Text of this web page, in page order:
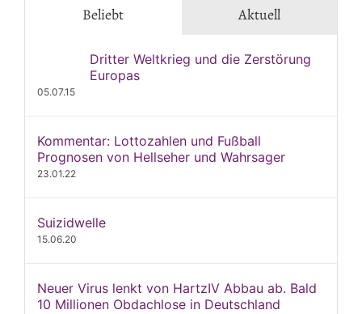
Beliebt Aktuell
Dritter Weltkrieg und die Zerstörung
Europas
05.07.15
Kommentar: Lottozahlen und Fußball
Prognosen von Hellseher und Wahrsager
23.01.22
Suizidwelle
15.06.20
Neuer Virus lenkt von HartzIV Abbau ab. Bald
10 Millionen Obdachlose in Deutschland